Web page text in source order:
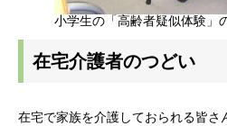
小学生の「高齢者疑似体験」
在宅介護者のつどい
在宅で家族を介護しておられる皆さ